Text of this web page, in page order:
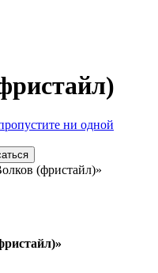
ни одной
(фристайл)»